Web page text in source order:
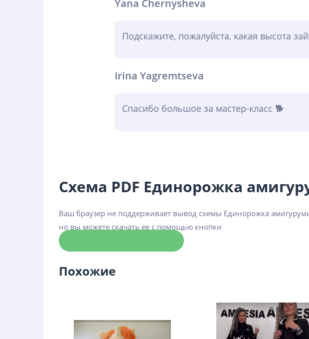
Yana Chernysheva
Подскажите, пожалуйста, какая высота
Irina Yagremtseva
Спасибо большое за мастер-класс 🐕
Схема PDF Единорожка
Ваш браузер не поддерживает вывод схемы Единорожка
но вы можете скачать ее с помощью кнопки
Похожие